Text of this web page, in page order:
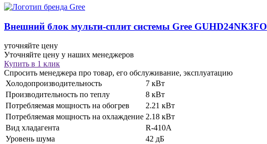
Внешний блок мульти-сплит системы Gree GUHD24NK3FO
уточняйте цену
Уточняйте цену у наших менеджеров
Купить в 1 клик
Спросить менеджера про товар, его обслуживание, эксплуатацию
Холодопроизводительность
7 кВт
Производительность по теплу
8 кВт
Потребляемая мощность на обогрев
2.21 кВт
Потребляемая мощность на охлаждение 2.18 кВт
Вид хладагента
R-410A
Уровень шума
42 дБ